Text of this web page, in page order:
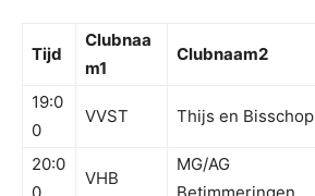
Tijd
Clubnaa
m1
Clubnaam2
19:0
0
VVST Thijs en Bisschop
20:0
VHB
MG/AG